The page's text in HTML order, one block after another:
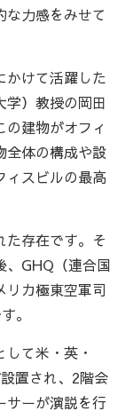
な力感をみせて
けて活躍した
学）教授の岡田
建物がオフィ
全体の構成や設
ィスビルの最高
存在です。そ
、GHQ（連合国
リカ極東空軍司
。
て米・英・
置され、2階会
サーが演説を行